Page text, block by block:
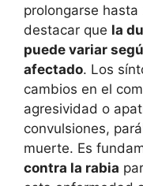
prolongarse
destacar que la
puede variar
afectado. Los
cambios en el
agresividad o
convulsiones,
muerte. Es
contra la rabia